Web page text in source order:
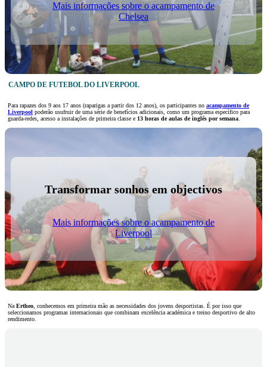
Mais informações sobre o acampamento de
Chelsea
CAMPO DE FUTEBOL DO LIVERPOOL
Para rapazes dos 9 aos 17 anos (raparigas a partir dos 12 anos), os participantes no acampamento de
Liverpool poderão usufruir de uma série de benefícios adicionais, como um programa específico para
guarda-redes, acesso a instalações de primeira classe e 13 horas de aulas de inglês por semana
Transformar sonhos em objectivos
Mais informações sobre o acampamento de
Liverpool
Na Ertheo conhecemos em primeira mão as necessidades dos jovens desportistas. É por isso que
seleccionamos programas internacionais que combinam excelência académica e treino desportivo de alto
rendimento.